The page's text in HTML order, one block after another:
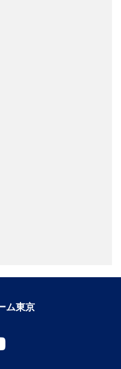
ム東京